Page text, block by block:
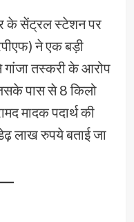
के सेंट्रल स्टेशन पर
ने एक बड़ी
तस्करी के आरोप
पास से 8 किलो
मादक पदार्थ की
लाख रुपये बताई जा